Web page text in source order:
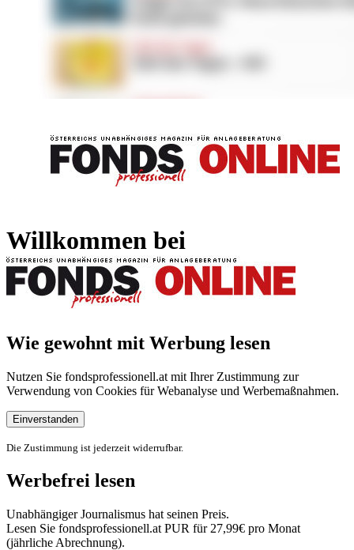
Willkommen bei
Wie gewohnt mit Werbung lesen
Nutzen Sie fondsprofessionell.at mit Ihrer Zustimmung zur
Verwendung von Cookies für Webanalyse und Werbemaßnahmen.
Einverstanden
Die Zustimmung ist jederzeit widerrufbar.
Werbefrei lesen
Unabhängiger Journalismus hat seinen Preis.
Lesen Sie fondsprofessionell.at PUR für 27,99€ pro Monat
(jährliche Abrechnung).